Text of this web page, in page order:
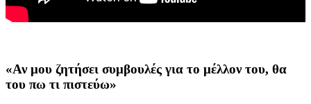
«Αν μου ζητήσει συμβουλές για το μέλλον του, θα
του πω τι πιστεύω»